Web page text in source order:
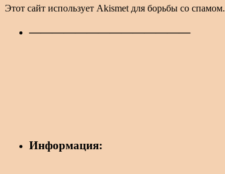
Этот сайт использует Akismet для борьбы со спамом.
——————————————
Информация: